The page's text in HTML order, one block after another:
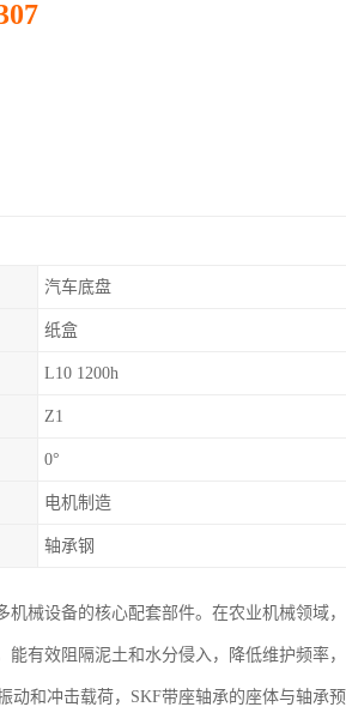
汽车底盘
纸盒
L10 1200h
Z1
0°
电机制造
轴承钢
械设备的核心配套部件。在农业机械领域，
有效阻隔泥土和水分侵入，降低维护频率，
动和冲击载荷，SKF带座轴承的座体与轴承预